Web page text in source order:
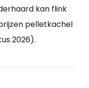
kan flink
pelletkachel
2026).